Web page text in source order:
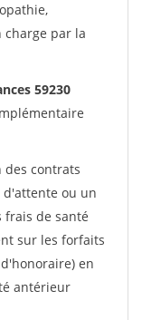
charge par la
59230
des contrats
d'attente ou un
de santé
sur les forfaits
en
antérieur